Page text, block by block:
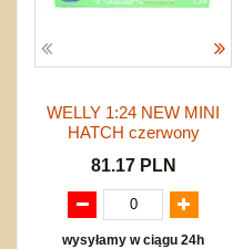
WELLY 1:24 NEW MINI
HATCH czerwony
81.17 PLN
wysyłamy w ciągu 24h